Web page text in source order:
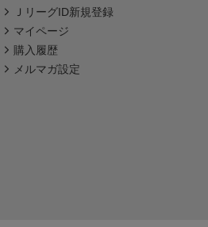
ＪリーグID新規登録
マイページ
購入履歴
メルマガ設定